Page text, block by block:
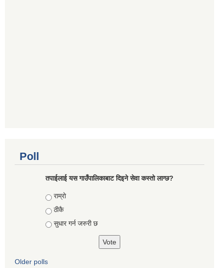
Poll
तपाईलाई यस गाउँपालिकाबाट दिइने सेवा कस्तो लाग्छ?
Choices
राम्राे
ठीकै
सुधार गर्न जरुरी छ
Older polls